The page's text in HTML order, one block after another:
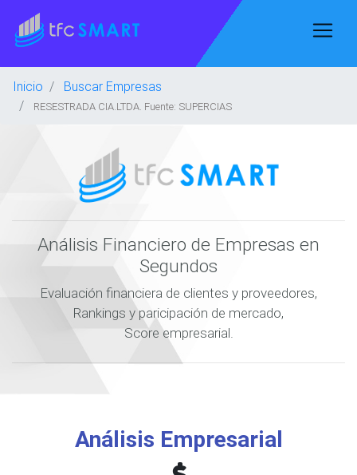
Inicio Buscar Empresas
RESESTRADA CIA.LTDA. Fuente: SUPERCIAS
Análisis Financiero de Empresas en
Segundos
Evaluación financiera de clientes y proveedores,
Rankings y paricipación de mercado,
Score empresarial.
Análisis Empresarial